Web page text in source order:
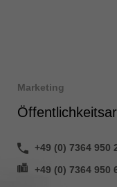
Marketing
+49 (0) 7364 950
+49 (0) 7364 950